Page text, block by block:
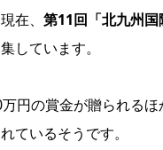
在、 第11回「北九州国
しています。
円の賞金が贈られる
ているそうです。